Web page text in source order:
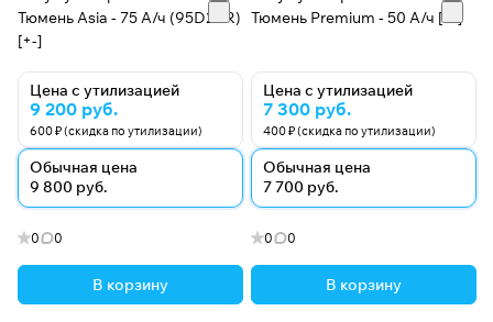
Тюмень Asia - 75 А/ч (95D26R)
[+-]
Цена с утилизацией
9 200 руб.
600 ₽ (скидка по утилизации)
Обычная цена
9 800 руб.
0 0
В корзину
Тюмень Premium - 50 А/ч [-+]
Цена с утилизацией
7 300 руб.
400 ₽ (скидка по утилизации)
Обычная цена
7 700 руб.
0 0
В корзину